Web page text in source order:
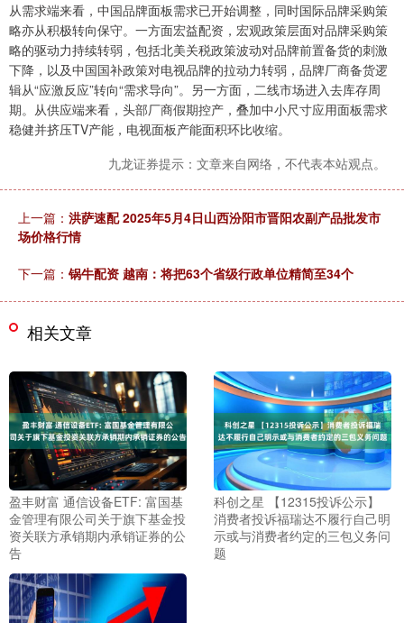
从需求端来看，中国品牌面板需求已开始调整，同时国际品牌采购策
略亦从积极转向保守。一方面宏益配资，宏观政策层面对品牌采购策
略的驱动力持续转弱，包括北美关税政策波动对品牌前置备货的刺激
下降，以及中国国补政策对电视品牌的拉动力转弱，品牌厂商备货逻
辑从“应激反应”转向“需求导向”。另一方面，二线市场进入去库存周
期。从供应端来看，头部厂商假期控产，叠加中小尺寸应用面板需求
稳健并挤压TV产能，电视面板产能面积环比收缩。
九龙证券提示：文章来自网络，不代表本站观点。
上一篇： 洪萨速配 2025年5月4日山西汾阳市晋阳农副产品批发市
场价格行情
下一篇： 锅牛配资 越南：将把63个省级行政单位精简至34个
相关文章
盈丰财富 通信设备ETF: 富国基
金管理有限公司关于旗下基金投
资关联方承销期内承销证券的公
告
科创之星 【12315投诉公示】
消费者投诉福瑞达不履行自己明
示或与消费者约定的三包义务问
题